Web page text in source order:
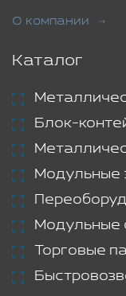
О компании
Каталог
Блок-
Модульные
Модульные
Торговые